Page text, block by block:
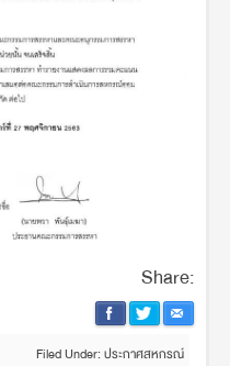
Share:
Filed Under:ประกาศสหกรณ์